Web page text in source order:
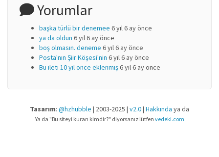
Yorumlar
başka türlü bir denemee 6 yıl 6 ay önce
ya da oldun 6 yıl 6 ay önce
boş olmasın. deneme 6 yıl 6 ay önce
Posta'nın Şiir Köşesi'nin 6 yıl 6 ay önce
Bu ileti 10 yıl önce eklenmiş6 yıl 6 ay önce
Tasarım: @hzhubble | 2003-2025 | v2.0| Hakkında ya da
Ya da "Bu siteyi kuran kimdir?" diyorsanız lütfen vedeki.com